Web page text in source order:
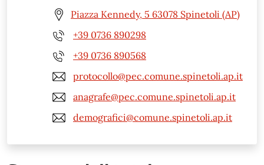
Piazza Kennedy, 5 63078 Spinetoli (AP)
+39 0736 890298
+39 0736 890568
protocollo@pec.comune.spinetoli.ap.it
anagrafe@pec.comune.spinetoli.ap.it
demografici@comune.spinetoli.ap.it